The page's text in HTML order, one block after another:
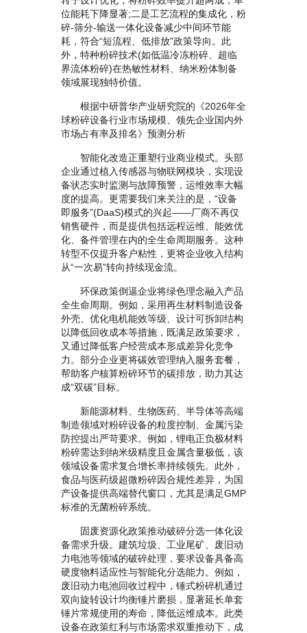
位能耗下降显著;二是工艺流程的集成化，粉
碎-筛分-输送一体化设备减少中间环节能
耗，符合“短流程、低排放”政策导向。此
外，特种粉碎技术(如低温冷冻粉碎、超临
界流体粉碎)在热敏性材料、纳米粉体制备
领域展现独特价值。
根据中研普华产业研究院的《2026年全
球粉碎设备行业市场规模、领先企业国内外
市场占有率及排名》预测分析
智能化改造正重塑行业商业模式。头部
企业通过植入传感器与物联网模块，实现设
备状态实时监测与故障预警，运维效率大幅
度的提高。更需要我们来关注的是，“设备
即服务”(DaaS)模式的兴起——厂商不再仅
销售硬件，而是提供包括远程运维、能效优
化、备件管理在内的全生命周期服务。这种
转型不仅提升客户粘性，更将企业收入结构
从“一次易”转向持续现金流。
环保政策倒逼企业将绿色理念融入产品
全生命周期。例如，采用再生材料制造设备
外壳、优化电机能效等级、设计可拆卸结构
以降低回收成本等措施，既满足政策要求，
又通过降低客户经营成本形成差异化竞争
力。部分企业更将碳效管理纳入服务套餐，
帮助客户核算粉碎环节的碳排放，助力其达
成“双碳”目标。
新能源材料、生物医药、半导体等高端
制造领域对粉碎设备的粒度控制、金属污染
防控提出严苛要求。例如，锂电正负极材料
粉碎需达到纳米级精度且金属含量极低，该
领域设备需求复合增长率持续领先。此外，
食品与医药级超微粉碎因合规性差异，为国
产设备提供高端替代窗口，尤其是满足GMP
标准的无菌粉碎系统。
固废资源化政策推动破碎分选一体化设
备需求升级。建筑垃圾、工业尾矿、废旧动
力电池等领域的破碎处理，要求设备具备高
硬度物料适应性与智能化分选能力。例如，
废旧动力电池回收过程中，锤式粉碎机通过
双向旋转设计均衡锤片磨损，显著延长单套
锤片常规使用的寿命，降低运维成本。此类
设备在政策红利与市场需求双重推动下，成